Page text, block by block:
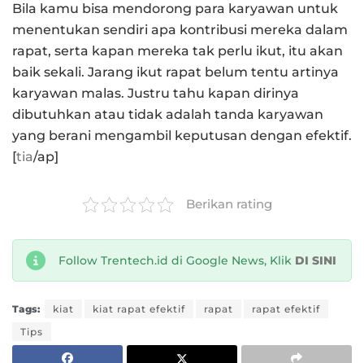
Bila kamu bisa mendorong para karyawan untuk
menentukan sendiri apa kontribusi mereka dalam
rapat, serta kapan mereka tak perlu ikut, itu akan
baik sekali. Jarang ikut rapat belum tentu artinya
karyawan malas. Justru tahu kapan dirinya
dibutuhkan atau tidak adalah tanda karyawan
yang berani mengambil keputusan dengan efektif.
[tia/ap]
Berikan rating
Follow Trentech.id di Google News, Klik DI SINI
Tags: kiat kiat rapat efektif rapat
rapat efektif
Tips